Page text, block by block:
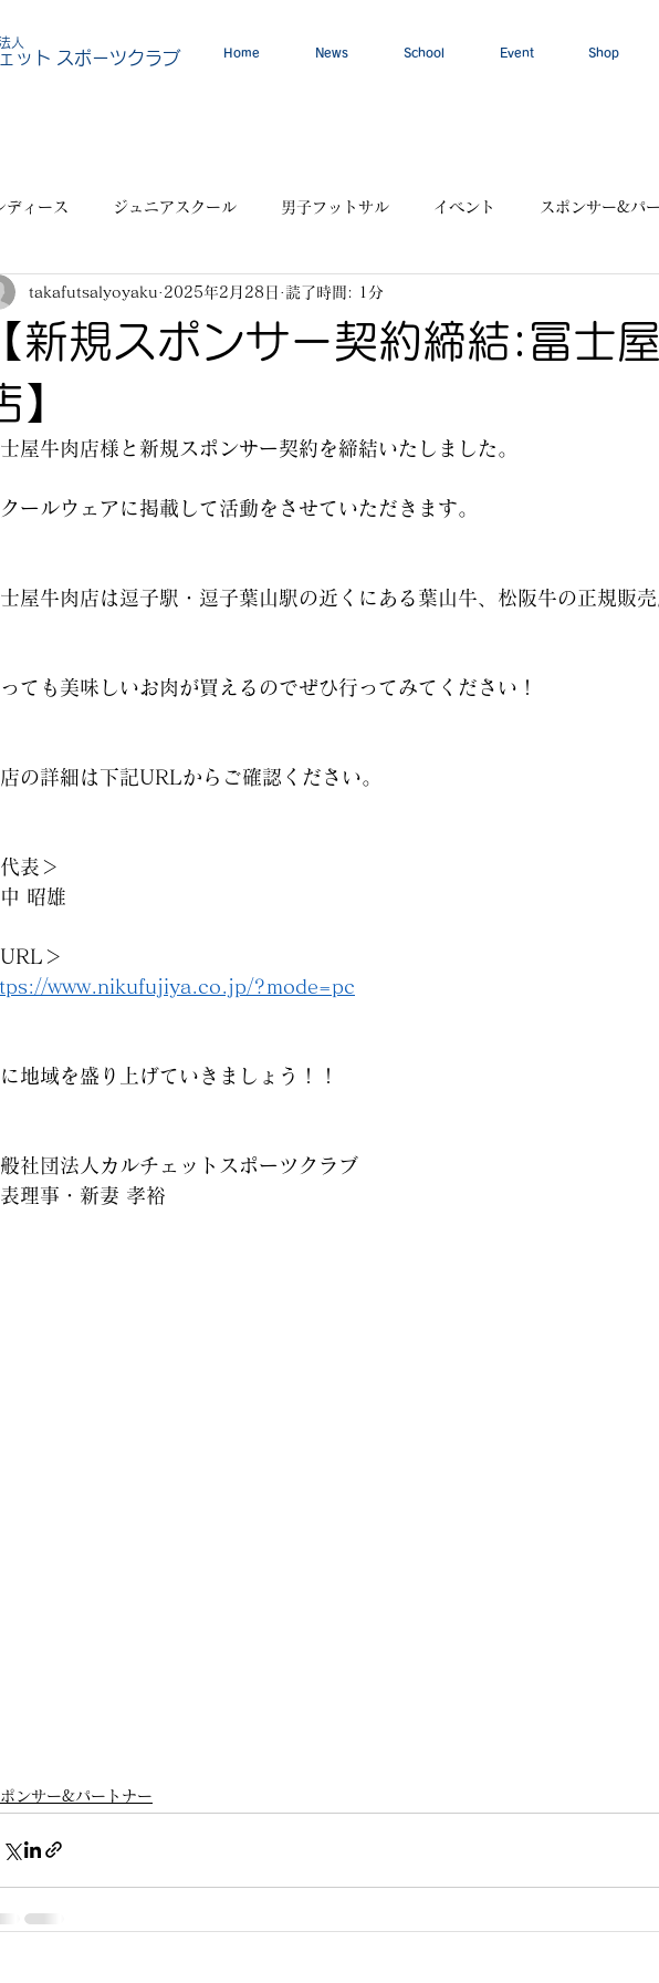
Home News School Event Shop
人
ット スポーツクラブ
ディース ジュニアスクール 男子フットサル イベント スポンサー&パ
ップ その他
【新規スポンサー契約締結:冨士
】
takafutsalyoyaku 2025年2月28日 読了時間: 1分
屋牛肉店様と新規スポンサー契約を締結いたしました。
クールウェアに掲載して活動をさせていただきます。
屋牛肉店は逗子駅・逗子葉山駅の近くにある葉山牛、松阪牛の正規販
ても美味しいお肉が買えるのでぜひ行ってみてください！
の詳細は下記URLからご確認ください。
表＞
昭雄
＞
www.nikufujiya.co.jp/?mode=pc
地域を盛り上げていきましょう！！
社団法人カルチェットスポーツクラブ
理事・新妻 孝裕
ポンサー&パートナー